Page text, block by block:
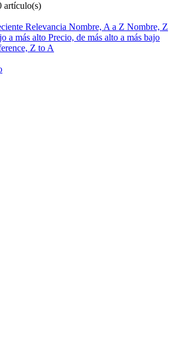
artículo(s)
Relevancia Nombre, A a Z Nombre, Z
a más alto Precio, de más alto a más bajo
Z to A